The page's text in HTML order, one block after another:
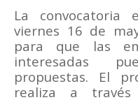
La convocatoria
viernes 16 de
para que las
interesadas
propuestas. El
realiza a